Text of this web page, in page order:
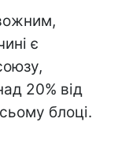
є
20% від
блоці.